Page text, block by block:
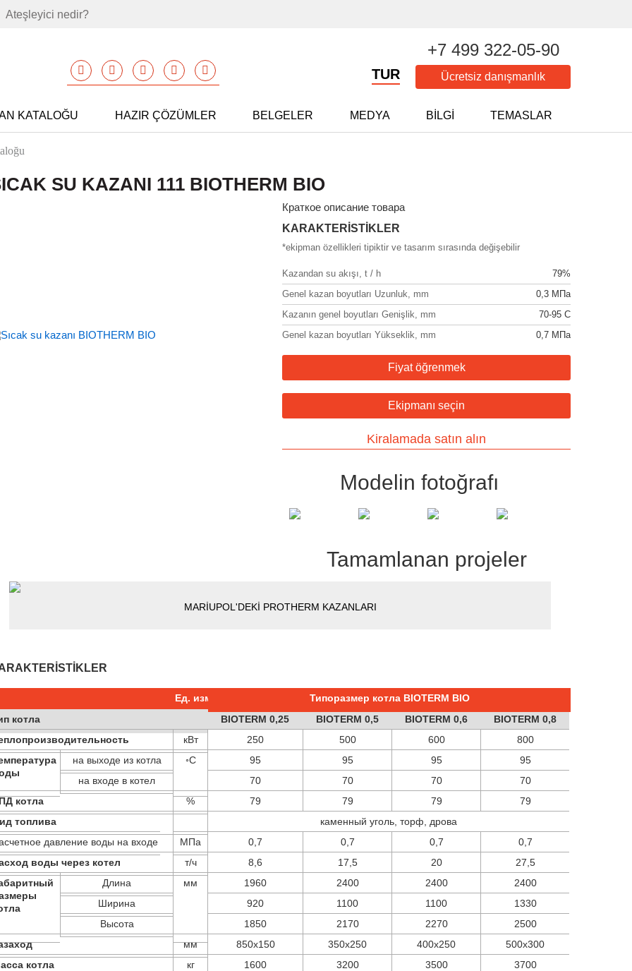
Ateşleyici nedir?
+7 499 322-05-90
Ücretsiz danışmanlık
TUR
KATALOĞU HAZIR ÇÖZÜMLER BELGELER MEDYA BILGI TEMASLAR
SU KAZANI 111 BIOTHERM BIO
Краткое описание товара
KARAKTERISTIKLER
*ekipman özellikleri tipiktir ve tasarım sırasında değişebilir
Kazandan su akışı, t / h
79%
Genel kazan boyutları Uzunluk, mm
0,3 МПа
Kazanın genel boyutları Genişlik, mm
70-95 С
Genel kazan boyutları Yükseklik, mm
0,7 МПа
Fiyat öğrenmek
Ekipmanı seçin
Kiralamada satın alın
Modelin fotoğrafı
Tamamlanan projeler
MARİUPOL'DEKİ PROTHERM KAZANLARI
Ед. изм.
Типоразмер котла BIOTERM BIO
котла
BIOTERM 0,25 BIOTERM 0,5 BIOTERM 0,6
BIOTERM 0,8
кВт 250 500 600
800
на выходе из котла ◦С 95 95 95
95
на входе в котел
70 70 70
70
котла
% 79 79 79
79
топлива
каменный уголь, торф, дрова
давление воды на входе
МПа 0,7 0,7 0,7
0,7
воды через котел
т/ч 8,6 17,5 20
27,5
Длина мм 1960 2400 2400
2400
Ширина
920 1100 1100
1330
Высота
1850 2170 2270
2500
мм 850х150 350х250 400х250
500х300
котла
кг 1600 3200 3500 3700